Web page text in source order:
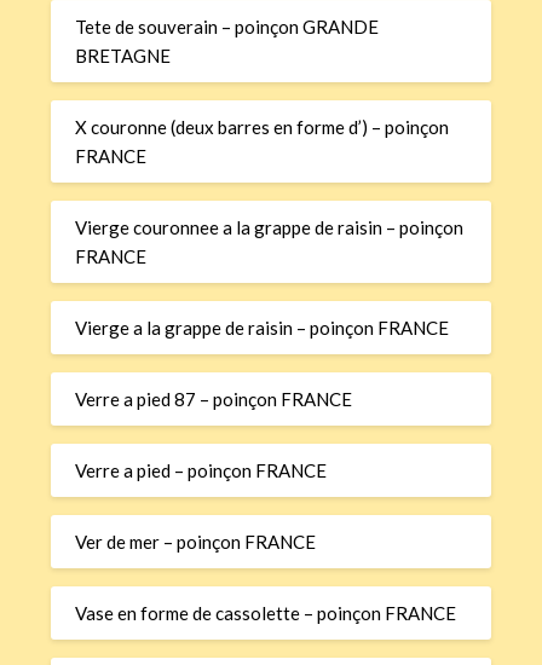
Tete de souverain – poinçon GRANDE
BRETAGNE
X couronne (deux barres en forme d’) – poinçon
FRANCE
Vierge couronnee a la grappe de raisin – poinçon
FRANCE
Vierge a la grappe de raisin – poinçon FRANCE
Verre a pied 87 – poinçon FRANCE
Verre a pied – poinçon FRANCE
Ver de mer – poinçon FRANCE
Vase en forme de cassolette – poinçon FRANCE